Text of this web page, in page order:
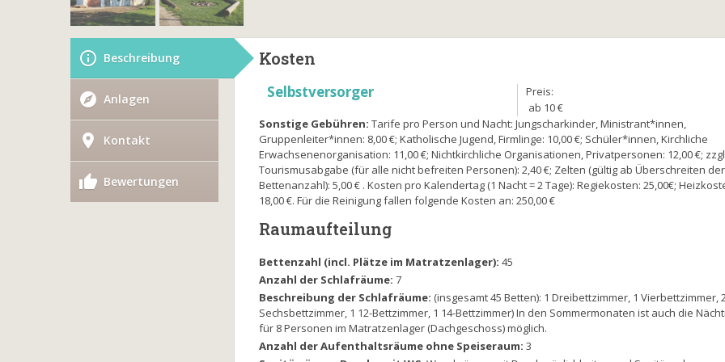
Beschreibung
Anlagen
Kontakt
Bewertungen
Kosten
Selbstversorger
Preis:
ab 10 €
Sonstige Gebühren:Tarife pro Person und Nacht: Jungscharkinder, Ministrant*innen,
Gruppenleiter*innen: 8,00 €; Katholische Jugend, Firmlinge: 10,00 €; Schüler*innen, Kirchliche
Erwachsenenorganisation: 11,00 €; Nichtkirchliche Organisationen, Privatpersonen: 12,00 €;
Tourismusabgabe (für alle nicht befreiten Personen): 2,40 €; Zelten (gültig ab Überschreiten der
Bettenanzahl): 5,00 € . Kosten pro Kalendertag (1 Nacht = 2 Tage): Regiekosten: 25,00€;
18,00 €. Für die Reinigung fallen folgende Kosten an: 250,00 €
Raumaufteilung
Bettenzahl (incl. Plätze im Matratzenlager):45
Anzahl der Schlafräume:7
Beschreibung der Schlafräume: (insgesamt 45 Betten): 1 Dreibettzimmer, 1 Vierbettzimmer,
Sechsbettzimmer, 1 12-Bettzimmer, 1 14-Bettzimmer) In den Sommermonaten ist auch die
für 8 Personen im Matratzenlager (Dachgeschoss) möglich.
Anzahl der Aufenthaltsräume ohne Speiseraum:3